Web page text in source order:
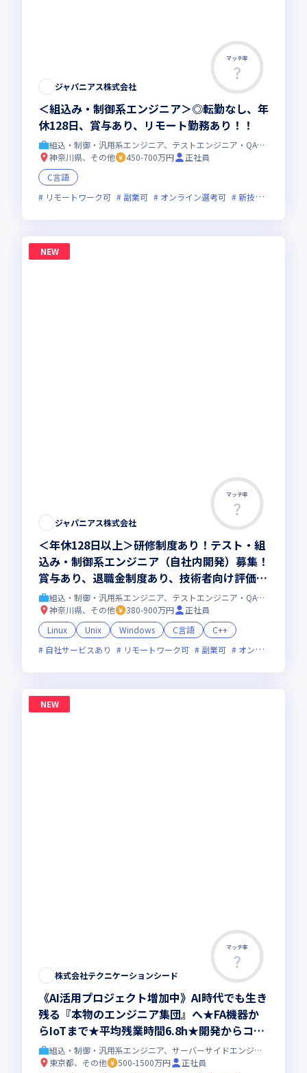
マッチ率
ジャパニアス株式会社
＜組込み・制御系エンジニア＞◎転勤なし、年
休128日、賞与あり、リモート勤務あり！！
組込・制御・汎用系エンジニア、テストエンジニア・QAエンジニア
神奈川県、その他
450-700万円
正社員
C言語
リモートワーク可
副業可 オンライン選考可 新技術に積極的
NEW
マッチ率
ジャパニアス株式会社
＜年休128日以上＞研修制度あり！テスト・組
込み・制御系エンジニア（自社内開発）募集！
賞与あり、退職金制度あり、技術者向け評価制
度あり、転勤無し！！
組込・制御・汎用系エンジニア、テストエンジニア・QAエンジニア
神奈川県、その他
380-900万円
正社員
Linux
Unix Windows C言語
C++
自社サービスあり
リモートワーク可 副業可 オンライン選考可
NEW
マッチ率
株式会社テクニケーションシード
《AI活用プロジェクト増加中》AI時代でも生き
残る『本物のエンジニア集団』へ★FA機器か
らIoTまで★平均残業時間6.8h★開発からコン
サル領域まで、一気通貫でキャリアを作りたい
あなたにオススメの環境です！
組込・制御・汎用系エンジニア、サーバーサイドエンジニア
東京都、その他
500-1500万円
正社員